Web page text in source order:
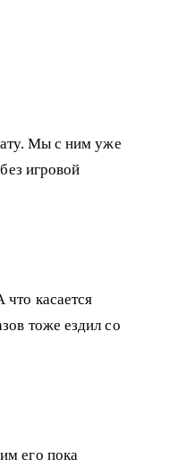
Мы с ним уже
игровой
касается
тоже ездил со
его пока